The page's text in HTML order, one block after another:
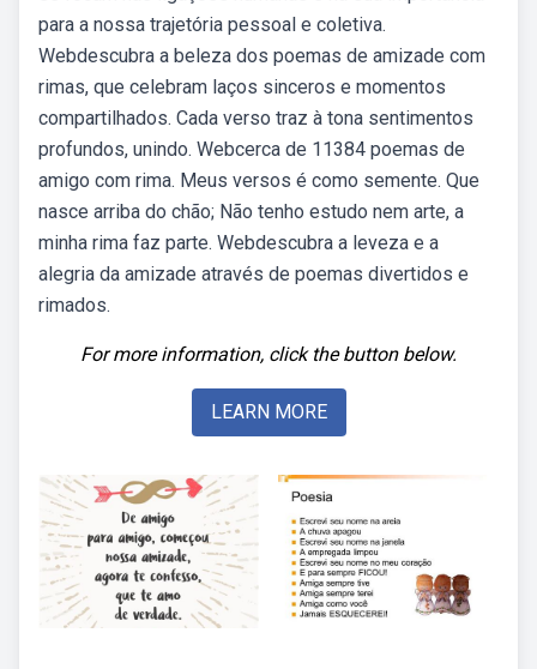
para a nossa trajetória pessoal e coletiva.
Webdescubra a beleza dos poemas de amizade com
rimas, que celebram laços sinceros e momentos
compartilhados. Cada verso traz à tona sentimentos
profundos, unindo. Webcerca de 11384 poemas de
amigo com rima. Meus versos é como semente. Que
nasce arriba do chão; Não tenho estudo nem arte, a
minha rima faz parte. Webdescubra a leveza e a
alegria da amizade através de poemas divertidos e
rimados.
For more information, click the button below.
LEARN MORE